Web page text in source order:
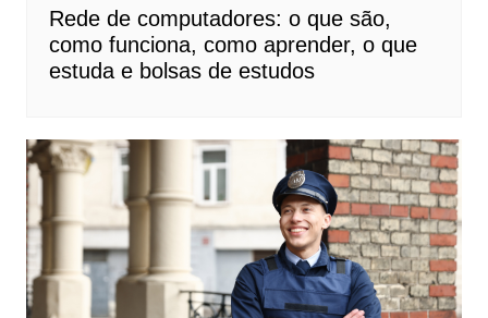
Rede de computadores: o que são,
como funciona, como aprender, o que
estuda e bolsas de estudos